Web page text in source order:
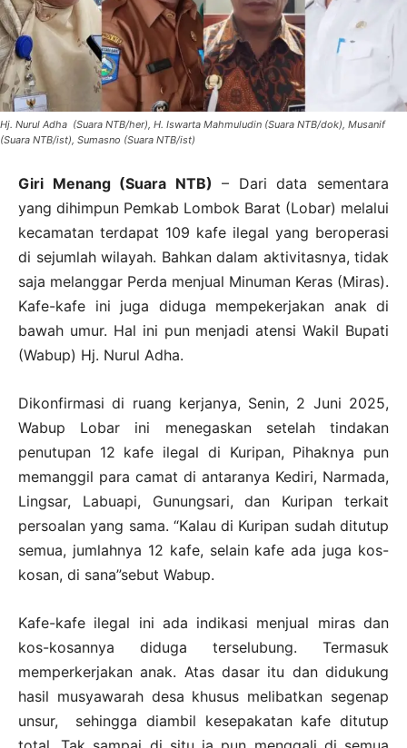
Hj. Nurul Adha (Suara NTB/her), H. Iswarta Mahmuludin (Suara NTB/dok), Musanif
(Suara NTB/ist), Sumasno (Suara NTB/ist)
Giri Menang (Suara NTB) – Dari data sementara
yang dihimpun Pemkab Lombok Barat (Lobar) melalui
kecamatan terdapat 109 kafe ilegal yang beroperasi
di sejumlah wilayah. Bahkan dalam aktivitasnya, tidak
saja melanggar Perda menjual Minuman Keras (Miras).
Kafe-kafe ini juga diduga mempekerjakan anak di
bawah umur. Hal ini pun menjadi atensi Wakil Bupati
(Wabup) Hj. Nurul Adha.
Dikonfirmasi di ruang kerjanya, Senin, 2 Juni 2025,
Wabup Lobar ini menegaskan setelah tindakan
penutupan 12 kafe ilegal di Kuripan, Pihaknya pun
memanggil para camat di antaranya Kediri, Narmada,
Lingsar, Labuapi, Gunungsari, dan Kuripan terkait
persoalan yang sama. “Kalau di Kuripan sudah ditutup
semua, jumlahnya 12 kafe, selain kafe ada juga kos-
kosan, di sana”sebut Wabup.
Kafe-kafe ilegal ini ada indikasi menjual miras dan
kos-kosannya diduga terselubung. Termasuk
memperkerjakan anak. Atas dasar itu dan didukung
hasil musyawarah desa khusus melibatkan segenap
unsur, sehingga diambil kesepakatan kafe ditutup